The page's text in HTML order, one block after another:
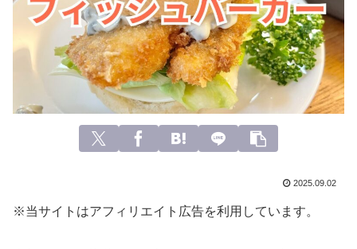
2025.09.02
※当サイトはアフィリエイト広告を利用しています。